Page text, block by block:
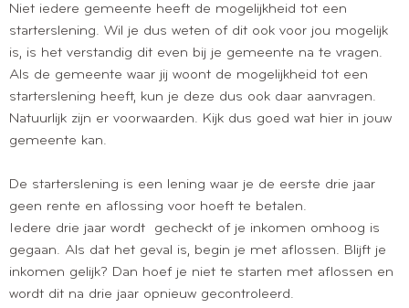
Niet iedere gemeente heeft de mogelijkheid tot een
starterslening. Wil je dus weten of dit ook voor jou mogelijk
is, is het verstandig dit even bij je gemeente na te vragen.
Als de gemeente waar jij woont de mogelijkheid tot een
starterslening heeft, kun je deze dus ook daar aanvragen.
Natuurlijk zijn er voorwaarden. Kijk dus goed wat hier in jouw
gemeente kan.
De starterslening is een lening waar je de eerste drie jaar
geen rente en aflossing voor hoeft te betalen.
Iedere drie jaar wordt gecheckt of je inkomen omhoog is
gegaan. Als dat het geval is, begin je met aflossen. Blijft je
inkomen gelijk? Dan hoef je niet te starten met aflossen en
wordt dit na drie jaar opnieuw gecontroleerd.